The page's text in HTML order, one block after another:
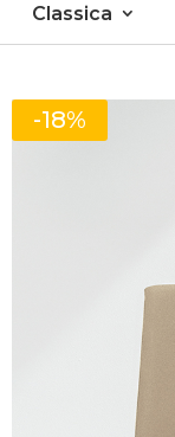
Classica
-18%